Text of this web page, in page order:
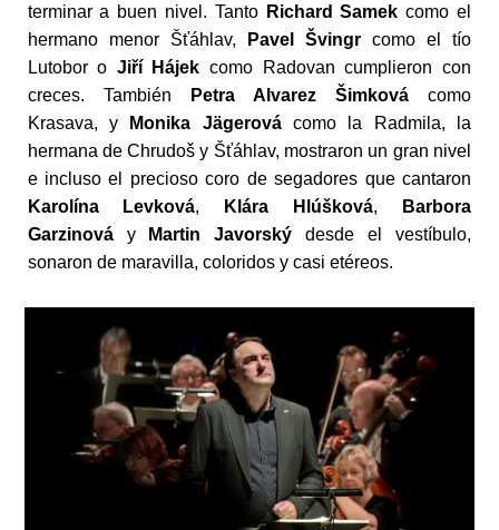
terminar a buen nivel. Tanto Richard Samek como el
hermano menor Šťáhlav,
Pavel Švingrcomo el tío
Lutobor o Jiří Hájek como Radovan cumplieron con
creces. También
Petra Alvarez Šimkovácomo
Krasava, y
Monika Jägerovácomo la Radmila, la
hermana de Chrudoš y Šťáhlav, mostraron un gran nivel
e incluso el precioso coro de segadores que cantaron
Karolína Levková, Klára Hlúšková,
Barbora
Garzinováy Martin Javorský desde el vestíbulo,
sonaron de maravilla, coloridos y casi etéreos.